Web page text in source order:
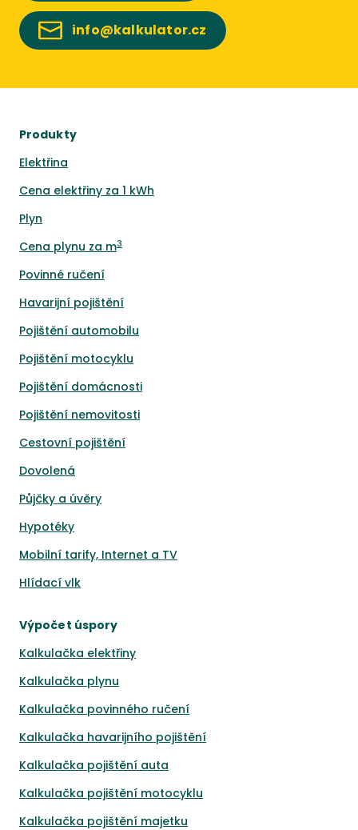
info@kalkulator.cz
Produkty
Elektřina
Cena elektřiny za 1 kWh
Plyn
Cena plynu za m3
Povinné ručení
Havarijní pojištění
Pojištění automobilu
Pojištění motocyklu
Pojištění domácnosti
Pojištění nemovitosti
Cestovní pojištění
Dovolená
Půjčky a úvěry
Hypotéky
Mobilní tarify, Internet a TV
Hlídací vlk
Výpočet úspory
Kalkulačka elektřiny
Kalkulačka plynu
Kalkulačka povinného ručení
Kalkulačka havarijního pojištění
Kalkulačka pojištění auta
Kalkulačka pojištění motocyklu
Kalkulačka pojištění majetku